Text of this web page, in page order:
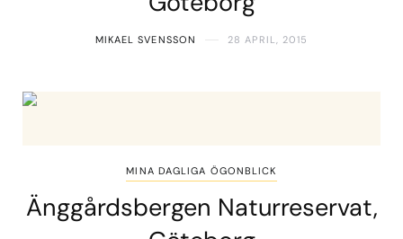
MIKAEL SVENSSON 28 APRIL, 2015
MINA DAGLIGA ÖGONBLICK
Änggårdsbergen Naturreservat,